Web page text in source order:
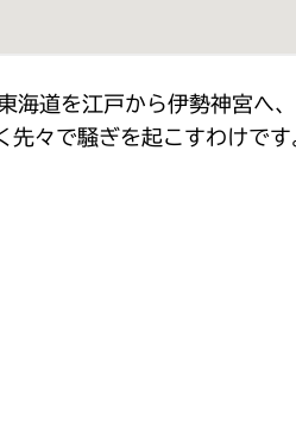
道を江戸から伊勢神宮へ
々で騒ぎを起こすわけで